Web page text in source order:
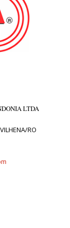
LTDA
RO